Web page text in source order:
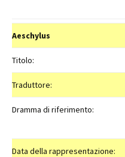
Aeschylus
Titolo:
Traduttore:
Dramma di riferimento:
Data della rappresentazione: